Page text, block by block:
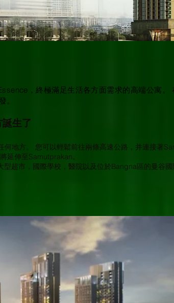
，終極滿足生活各方面需求的高端公寓。
。
生了
地方。 您可以輕鬆前往兩條高速公路，并連接著
延伸至Samutprakan。
超市，國際學校，醫院以及位於Bangna區的曼谷